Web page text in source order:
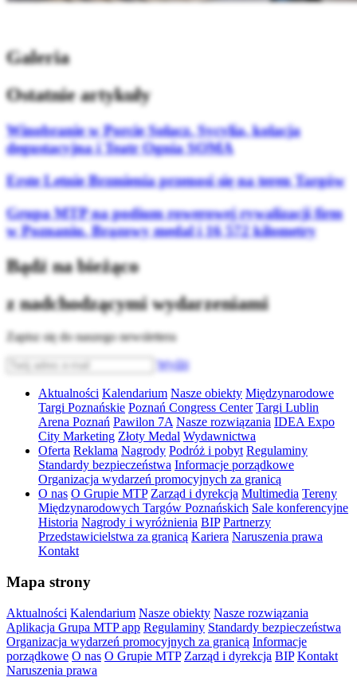
Galeria
Ostatnie artykuły
Winobranie w Porcie Sołacz. Sycylia, kolacja
degustacyjna i Teatr Ognia SOMA
Erste Letnie Brzmienia przenosi się na teren Targów
Grupa MTP na podium rowerowej rywalizacji firm
w Poznaniu. Brązowy medal i 16 572 kilometry
Bądź na bieżąco
z nadchodzącymi wydarzeniami
Zapisz się do naszego newslettera
Wyślij
Aktualności Kalendarium Nasze obiekty Międzynarodowe
Targi Poznańskie Poznań Congress Center Targi Lublin
Arena Poznań Pawilon 7A Nasze rozwiązania IDEA Expo
City Marketing Złoty Medal Wydawnictwa
Oferta Reklama Nagrody Podróż i pobyt Regulaminy
Standardy bezpieczeństwa Informacje porządkowe
Organizacja wydarzeń promocyjnych za granicą
O nas O Grupie MTP Zarząd i dyrekcja Multimedia Tereny
Międzynarodowych Targów Poznańskich Sale konferencyjne
Historia Nagrody i wyróżnienia BIP Partnerzy
Przedstawicielstwa za granicą Kariera Naruszenia prawa
Kontakt
Mapa strony
Aktualności Kalendarium Nasze obiekty Nasze rozwiązania
Aplikacja Grupa MTP app Regulaminy Standardy bezpieczeństwa
Organizacja wydarzeń promocyjnych za granicą Informacje
porządkowe O nas O Grupie MTP Zarząd i dyrekcja BIP Kontakt
Naruszenia prawa